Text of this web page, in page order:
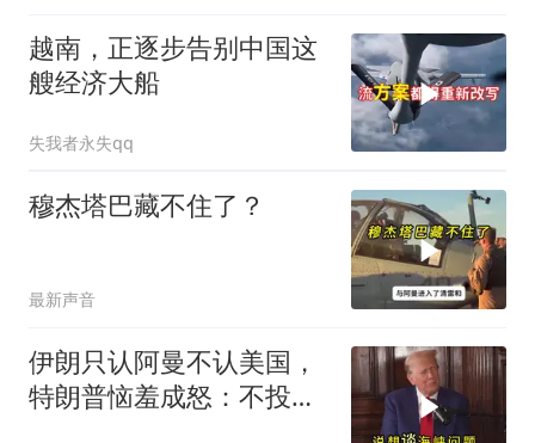
越南，正逐步告别中国这
艘经济大船
失我者永失qq
穆杰塔巴藏不住了？
最新声音
伊朗只认阿曼不认美国，
特朗普恼羞成怒：不投降